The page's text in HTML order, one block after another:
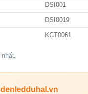
DSI001
DSI0019
KCT0061
denledduhal.vn